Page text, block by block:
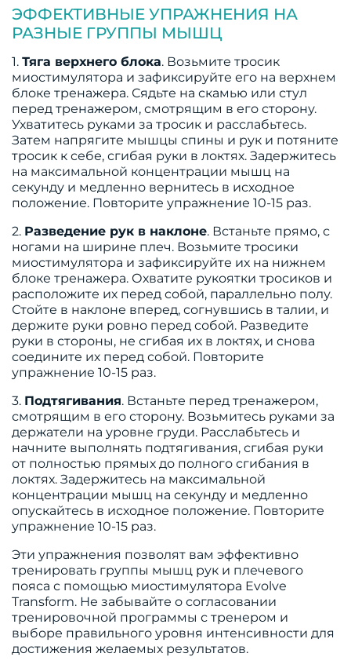
ЭФФЕКТИВНЫЕ УПРАЖНЕНИЯ НА
РАЗНЫЕ ГРУППЫ МЫШЦ
1. Тяга верхнего блока. Возьмите тросик
миостимулятора и зафиксируйте его на верхнем
блоке тренажера. Сядьте на скамью или стул
перед тренажером, смотрящим в его сторону.
Ухватитесь руками за тросик и расслабьтесь.
Затем напрягите мышцы спины и рук и потяните
тросик к себе, сгибая руки в локтях. Задержитесь
на максимальной концентрации мышц на
секунду и медленно вернитесь в исходное
положение. Повторите упражнение 10-15 раз.
2. Разведение рук в наклоне. Встаньте прямо, с
ногами на ширине плеч. Возьмите тросики
миостимулятора и зафиксируйте их на нижнем
блоке тренажера. Охватите рукоятки тросиков и
расположите их перед собой, параллельно полу.
Стойте в наклоне вперед, согнувшись в талии, и
держите руки ровно перед собой. Разведите
руки в стороны, не сгибая их в локтях, и снова
соедините их перед собой. Повторите
упражнение 10-15 раз.
3. Подтягивания. Встаньте перед тренажером,
смотрящим в его сторону. Возьмитесь руками за
держатели на уровне груди. Расслабьтесь и
начните выполнять подтягивания, сгибая руки
от полностью прямых до полного сгибания в
локтях. Задержитесь на максимальной
концентрации мышц на секунду и медленно
опускайтесь в исходное положение. Повторите
упражнение 10-15 раз.
Эти упражнения позволят вам эффективно
тренировать группы мышц рук и плечевого
пояса с помощью миостимулятора Evolve
Transform. Не забывайте о согласовании
тренировочной программы с тренером и
выборе правильного уровня интенсивности для
достижения желаемых результатов.